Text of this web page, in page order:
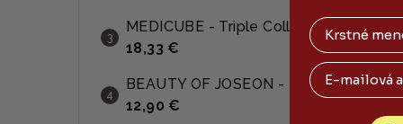
18,33 €
BEAUTY OF JOSEON - Relief Sun : Rice + Probiotic SPF50+ PA++++ - Opaľovací krém s probiotikami 50ml
12,90 €
Email